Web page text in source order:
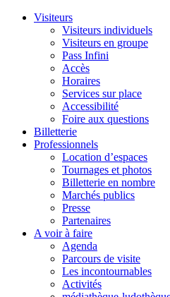
Visiteurs
Visiteurs individuels
Visiteurs en groupe
Pass Infini
Accès
Horaires
Services sur place
Accessibilité
Foire aux questions
Billetterie
Professionnels
Location d’espaces
Tournages et photos
Billetterie en nombre
Marchés publics
Presse
Partenaires
A voir à faire
Agenda
Parcours de visite
Les incontournables
Activités